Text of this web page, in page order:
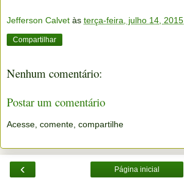
Jefferson Calvet às terça-feira, julho 14, 2015
Compartilhar
Nenhum comentário:
Postar um comentário
Acesse, comente, compartilhe
‹ Página inicial